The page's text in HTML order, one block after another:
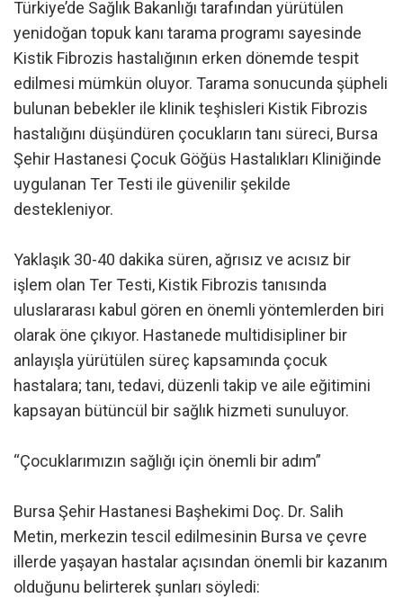
Türkiye’de Sağlık Bakanlığı tarafından yürütülen
yenidoğan topuk kanı tarama programı sayesinde
Kistik Fibrozis hastalığının erken dönemde tespit
edilmesi mümkün oluyor. Tarama sonucunda şüpheli
bulunan bebekler ile klinik teşhisleri Kistik Fibrozis
hastalığını düşündüren çocukların tanı süreci, Bursa
Şehir Hastanesi Çocuk Göğüs Hastalıkları Kliniğinde
uygulanan Ter Testi ile güvenilir şekilde
destekleniyor.
Yaklaşık 30-40 dakika süren, ağrısız ve acısız bir
işlem olan Ter Testi, Kistik Fibrozis tanısında
uluslararası kabul gören en önemli yöntemlerden biri
olarak öne çıkıyor. Hastanede multidisipliner bir
anlayışla yürütülen süreç kapsamında çocuk
hastalara; tanı, tedavi, düzenli takip ve aile eğitimini
kapsayan bütüncül bir sağlık hizmeti sunuluyor.
“Çocuklarımızın sağlığı için önemli bir adım”
Bursa Şehir Hastanesi Başhekimi Doç. Dr. Salih
Metin, merkezin tescil edilmesinin Bursa ve çevre
illerde yaşayan hastalar açısından önemli bir kazanım
olduğunu belirterek şunları söyledi: